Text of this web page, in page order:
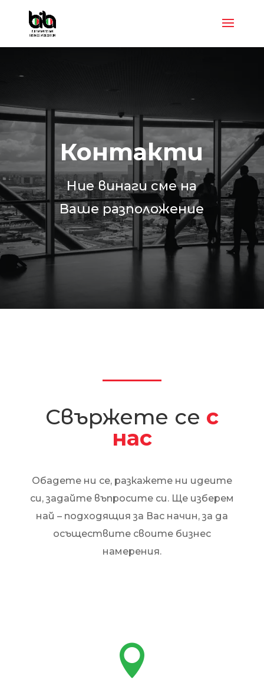
Контакти
Ние винаги сме на
Ваше разположение
Свържете се с
нас
Обадете ни се, разкажете ни идеите
си, задайте въпросите си. Ще изберем
най – подходящия за Вас начин, за да
осъществите своите бизнес
намерения.
